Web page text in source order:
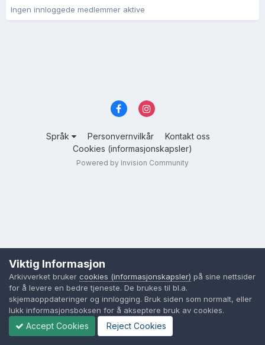
Ingen innloggede medlemmer aktive
Språk Personvernvilkår
Kontakt oss
Cookies (informasjonskapsler)
Powered by Invision Community
Viktig Informasjon
Arkivverket bruker cookies (informasjonskapsler) på sine nettsider
for å levere en bedre tjeneste. De brukes til bl.a.
skjemaoppdateringer og innlogging. Bruk siden som normalt, eller
lukk informasjonsboksen for å akseptere bruk av cookies.
Accept Cookies Reject Cookies